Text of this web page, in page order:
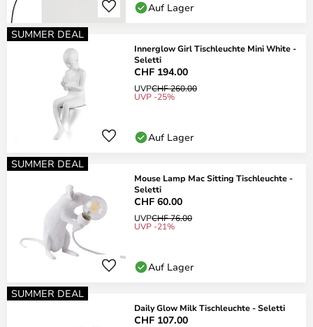
Auf Lager
SUMMER DEAL
Innerglow Girl Tischleuchte Mini White -
Seletti
CHF 194.00
UVPCHF 260.00
UVP -25%
Auf Lager
SUMMER DEAL
Mouse Lamp Mac Sitting Tischleuchte -
Seletti
CHF 60.00
UVPCHF 76.00
UVP -21%
Auf Lager
SUMMER DEAL
Daily Glow Milk Tischleuchte - Seletti
CHF 107.00